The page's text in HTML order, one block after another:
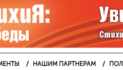
НАШИМ ПАРТНЕРАМ